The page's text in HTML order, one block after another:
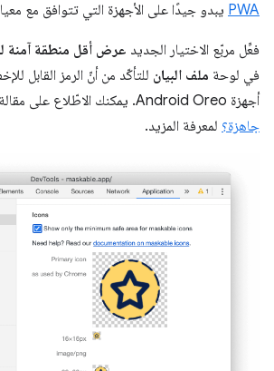
PWA يبدو جيدًا على الأجهزة التي تتوافق مع
فعِّل مربّع الاختيار الجديد عرض أقل منطقة آمنة
في لوحة ملف البيان للتأكّد من أنّ الرمز القابل
أجهزة Android Oreo. يمكنك الاطّلاع على مقالة
جاهزة؟ لمعرفة المزيد.